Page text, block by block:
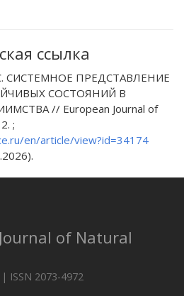
ссылка
СИСТЕМНОЕ ПРЕДСТАВЛЕНИЕ
СОСТОЯНИЙ В
// European Journal of
;
en/article/view?id=34174
of Natural
ISSN 2073-4972